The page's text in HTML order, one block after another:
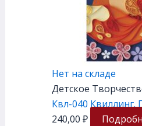
Нет на складе
Детское
Квл-040 Квиллинг.
240,00 ₽